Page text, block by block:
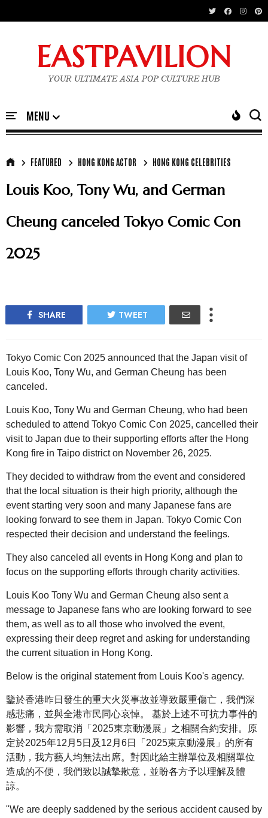
EASTPAVILION
YOUR ULTIMATE ASIA POP CULTURE HUB
FEATURED HONG KONG ACTOR HONG KONG CELEBRITIES
Louis Koo, Tony Wu, and German
Cheung canceled Tokyo Comic Con
2025
SHARE TWEET
Tokyo Comic Con 2025 announced that the Japan visit of
Louis Koo, Tony Wu, and German Cheung has been
canceled.
Louis Koo, Tony Wu and German Cheung, who had been
scheduled to attend Tokyo Comic Con 2025, cancelled their
visit to Japan due to their supporting efforts after the Hong
Kong fire in Taipo district on November 26, 2025.
They decided to withdraw from the event and considered
that the local situation is their high priority, although the
event starting very soon and many Japanese fans are
looking forward to see them in Japan. Tokyo Comic Con
respected their decision and understand the feelings.
They also canceled all events in Hong Kong and plan to
focus on the supporting efforts through charity activities.
Louis Koo Tony Wu and German Cheung also sent a
message to Japanese fans who are looking forward to see
them, as well as to all those who involved the event,
expressing their deep regret and asking for understanding
the current situation in Hong Kong.
Below is the original statement from Louis Koo's agency.
鑒於香港昨日發生的重大火災事故並導致嚴重傷亡，我們深
感悲痛，並與全港市民同心哀悼。 基於上述不可抗力事件的
影響，我方需取消「2025東京動漫展」之相關合約安排。原
定於2025年12月5日及12月6日「2025東京動漫展」的所有
活動，我方藝人均無法出席。對因此給主辦單位及相關單位
造成的不便，我們致以誠摯歉意，並盼各方予以理解及體
諒。
"We are deeply saddened by the serious accident caused by